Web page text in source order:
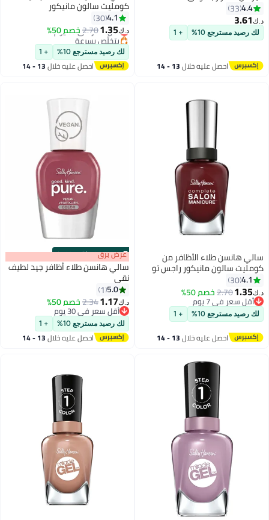
22
4.4
33
د.ك‏3.61
لك رصيد مسترجع 10% + 1
احصل عليه خلال 13 - 14
كومليت سالون مانيكور
4.1
30
د.ك‏1.35
2.70خصم 50%أقل سعر في 30 يوم
بتخلّص بسرعة
أقل سعر في 30 يوم
لك رصيد مسترجع 10% + 1
احصل عليه خلال 13 - 14
21
سالي هانسن طلاء الأظافر من
كومليت سالون مانيكور راجس تو
ريتشز
4.1
30
د.ك‏1.35
2.70خصم 50%
أقل سعر في 7 يوم
أقل سعر في 7 يوم
لك رصيد مسترجع 10% + 1
احصل عليه خلال 13 - 14
اغسطس
00m:00s
·باقي 100% عرض برق
سالي هانسن طلاء أظافر جيد لطيف
نقي
5.0
1
د.ك‏1.17
2.34خصم 50%
أقل سعر في 30 يوم
أقل سعر في 30 يوم
لك رصيد مسترجع 10% + 1
احصل عليه خلال 13 - 14
اغسطس